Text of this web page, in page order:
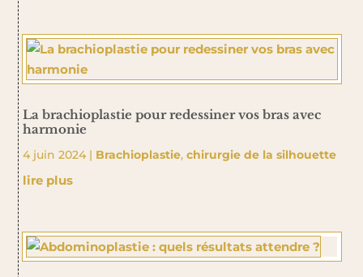
La brachioplastie pour redessiner vos bras avec
harmonie
4 juin 2024| Brachioplastie, chirurgie de la silhouette
lire plus